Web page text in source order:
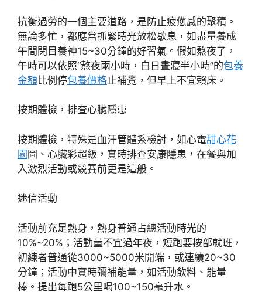
抗衡過勞的一個主要道路，是防止疲憊感的聚積。
無論多忙，都應當抓緊時光放松歇息，如盡量養成
午間閉目養神15~30分鐘的好習氣。假如熬夜了，
午時可以依照“熬夜兩小時，白日晝寢半小時”的包養
金額比例停包養價格止補覺，但早上不宜賴床。
按期體檢，排查心臟隱患
按期體檢，特殊是血汗管體系檢討，如心電甜心花
園 圖、心臟彩超級，實時排查安康隱患，在餐與加
入激烈活動或競賽前更是這般。
迷信活動
活動前充足熱身，熱身普通占總活動時光的
10%~20%；活動量不宜過年夜，短跑要按部就班，
初練者普通從3000~5000米開端，或連續20~30
分鐘；活動中實時彌補能量，如活動飲料、能量
棒。提出每跑5公里喝100~150毫升水。